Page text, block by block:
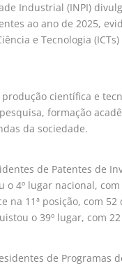
Industrial (INPI)
ao ano de 2025,
e Tecnologia
científica e
formação
da sociedade.
de Patentes de
o 4º lugar nacional,
na 11ª posição, com
o 39º lugar, com
de Programas